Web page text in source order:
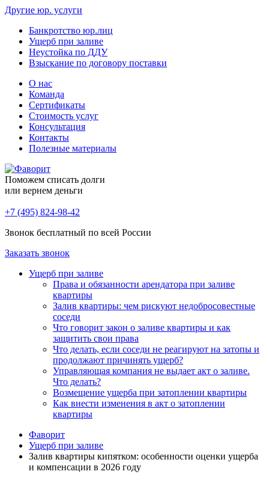
Другие юр. услуги
Банкротство юр.лиц
Ущерб при заливе
Неустойка по ДДУ
Взыскание по договору поставки
О нас
Команда
Сертификаты
Стоимость услуг
Консультация
Контакты
Полезные материалы
Поможем списать долги
или вернем деньги
+7 (495) 824-98-42
Звонок бесплатный по всей России
Заказать звонок
Ущерб при заливе
Права и обязанности арендатора при заливе
квартиры
Залив квартиры: чем рискуют недобросовестные
соседи
Что говорит закон о заливе квартиры и как
защитить свои права
Что делать, если соседи не реагируют на затопы и
продолжают причинять ущерб?
Управляющая компания не выдает акт о заливе.
Что делать?
Возмещение ущерба при затоплении квартиры
Как внести изменения в акт о затоплении
квартиры
Фаворит
Ущерб при заливе
Залив квартиры кипятком: особенности оценки ущерба
и компенсации в 2026 году